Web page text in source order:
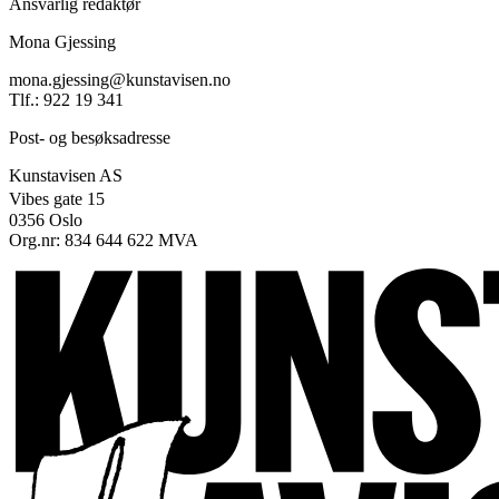
Mona Gjessing
mona.gjessing@kunstavisen.no
Tlf.: 922 19 341
Post- og besøksadresse
Kunstavisen AS
Vibes gate 15
0356 Oslo
Org.nr: 834 644 622 MVA